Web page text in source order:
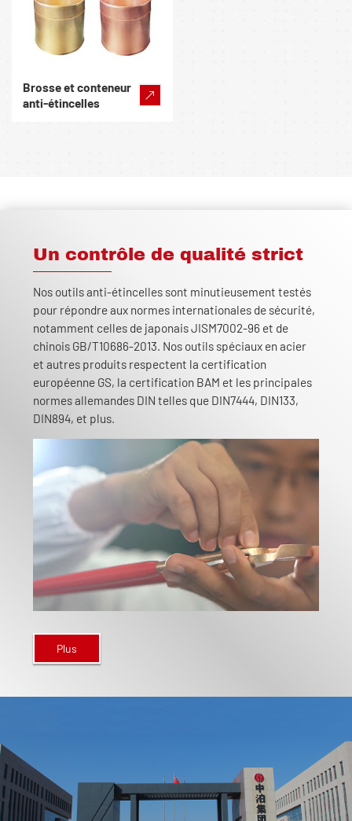
Brosse et conteneur
anti-étincelles
Un contrôle de qualité strict
Nos outils anti-étincelles sont minutieusement testés
pour répondre aux normes internationales de sécurité,
notamment celles de japonais JISM7002-96 et de
chinois GB/T10686-2013. Nos outils spéciaux en acier
et autres produits respectent la certification
européenne GS, la certification BAM et les principales
normes allemandes DIN telles que DIN7444, DIN133,
DIN894, et plus.
Plus